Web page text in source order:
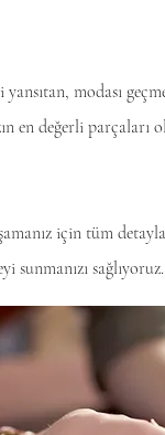
modası
en değerli parçaları
için tüm
sunmanızı sağlıyoruz.